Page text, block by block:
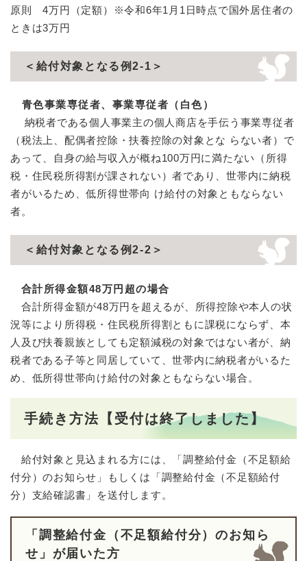
原則 4万円（定額）※令和6年1月1日時点で国外居住者の
ときは3万円
＜給付対象となる例2-1＞
青色事業専従者、事業専従者（白色）
納税者である個人事業主の個人商店を手伝う事業専従者
（税法上、配偶者控除・扶養控除の対象とな らない者）で
あって、自身の給与収入が概ね100万円に満たない（所得
税・住民税所得割が課されない）者であり、世帯内に納税
者がいるため、低所得世帯向 け給付の対象ともならない
者。
＜給付対象となる例2-2＞
合計所得金額48万円超の場合
合計所得金額が48万円を超えるが、所得控除や本人の状
況等により所得税・住民税所得割ともに課税にならず、本
人及び扶養親族としても定額減税の対象ではない者が、納
税者である子等と同居していて、世帯内に納税者がいるた
め、低所得世帯向け給付の対象ともならない場合。
手続き方法【受付は終了しました】
給付対象と見込まれる方には、「調整給付金（不足額給
付分）のお知らせ」もしくは「調整給付金（不足額給付
分）支給確認書」を送付します。
「 調整給付金（不足額給付分）の​お知ら
せ」が届いた方